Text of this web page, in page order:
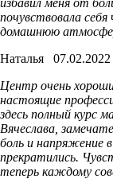
почувствовала
домашнюю
Наталья
07.02.2022
Центр очень
настоящие
здесь полный курс
Вячеслава,
боль и напряжение
прекратились.
теперь каждому